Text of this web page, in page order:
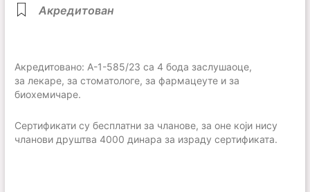
Акредитован
Акредитовано: А-1-585/23 са 4 бода заслушаоце,
за лекаре, за стоматологе, за фармацеуте и за
биохемичаре.
Сертификати су бесплатни за чланове, за оне који нису
чланови друштва 4000 динара за израду сертификата.